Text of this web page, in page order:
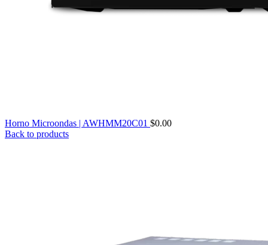
Horno Microondas | AWHMM20C01 $0.00
Back to products